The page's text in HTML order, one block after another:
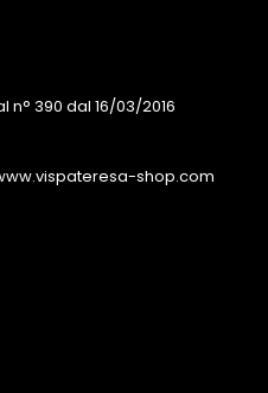
390 dal 16/03/2016
shop.com